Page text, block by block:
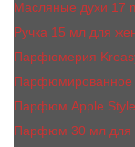
Масляные духи 17
Ручка 15 мл для
Парфюмерия
Парфюмированное
Парфюм Apple
Парфюм 30 мл для